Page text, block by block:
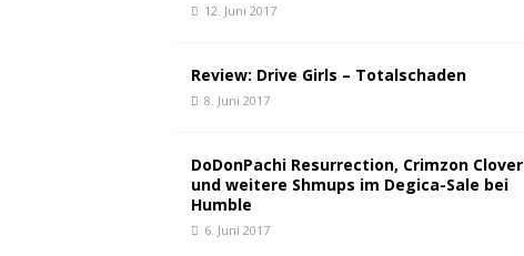
12. Juni 2017
Review: Drive Girls – Totalschaden
8. Juni 2017
DoDonPachi Resurrection, Crimzon Clover
und weitere Shmups im Degica-Sale bei
Humble
6. Juni 2017